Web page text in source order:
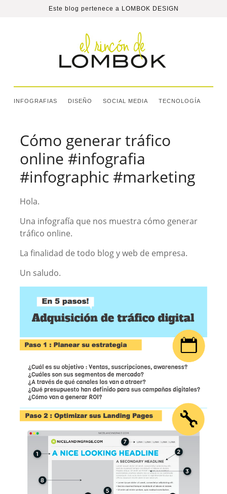
Este blog pertenece a LOMBOK DESIGN
INFOGRAFIAS DISEÑO SOCIAL MEDIA TECNOLOGÍA
Cómo generar tráfico
online #infografia
#infographic #marketing
Hola.
Una infografía que nos muestra cómo generar
tráfico online.
La finalidad de todo blog y web de empresa.
Un saludo.